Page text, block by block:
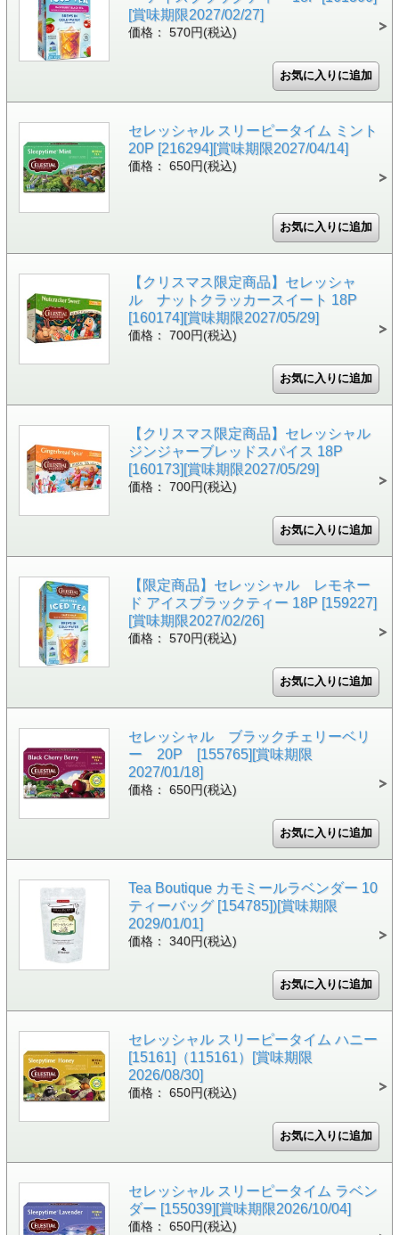
[賞味期限2027/02/27]
価格： 570円(税込)
セレッシャル スリーピータイム ミント
20P [216294][賞味期限2027/04/14]
価格： 650円(税込)
【クリスマス限定商品】セレッシャ
ル ナットクラッカースイート 18P
[160174][賞味期限2027/05/29]
価格： 700円(税込)
【クリスマス限定商品】セレッシャル
ジンジャーブレッドスパイス 18P
[160173][賞味期限2027/05/29]
価格： 700円(税込)
【限定商品】セレッシャル レモネー
ド アイスブラックティー 18P [159227]
[賞味期限2027/02/26]
価格： 570円(税込)
セレッシャル ブラックチェリーベリ
ー 20P [155765][賞味期限
2027/01/18]
価格： 650円(税込)
Tea Boutique カモミールラベンダー 10
ティーバッグ [154785])[賞味期限
2029/01/01]
価格： 340円(税込)
セレッシャル スリーピータイム ハニー
[15161]（115161）[賞味期限
2026/08/30]
価格： 650円(税込)
セレッシャル スリーピータイム ラベン
ダー [155039][賞味期限2026/10/04]
価格： 650円(税込)